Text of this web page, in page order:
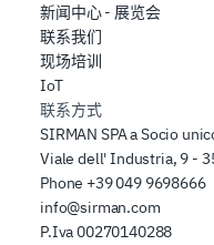
新闻中心 - 展览会
联系我们
现场培训
IoT
联系方式
SIRMAN SPA a Socio
Viale dell' Industria, 9 -
Phone +39 049 9698666
info@sirman.com
P.Iva 00270140288